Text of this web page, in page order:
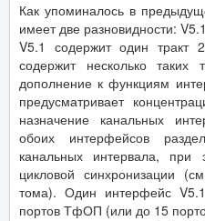
Как упоминалось в
имеет две разновидности:
V5.1 содержит один тракт
содержит несколько таких
дополнение к функциям
предусматривает
назначение канальных
обоих интерфейсов
канальных интервала,
цикловой синхронизации
тома). Один интерфейс
портов ТфОП (или до 15